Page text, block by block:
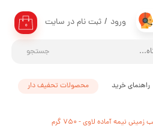
جستجو
۰ ورود / ثبت نام در سایت
محصولات تحفیف دار راهنمای خرید
نیمه آماده لاوی - 750 گرم